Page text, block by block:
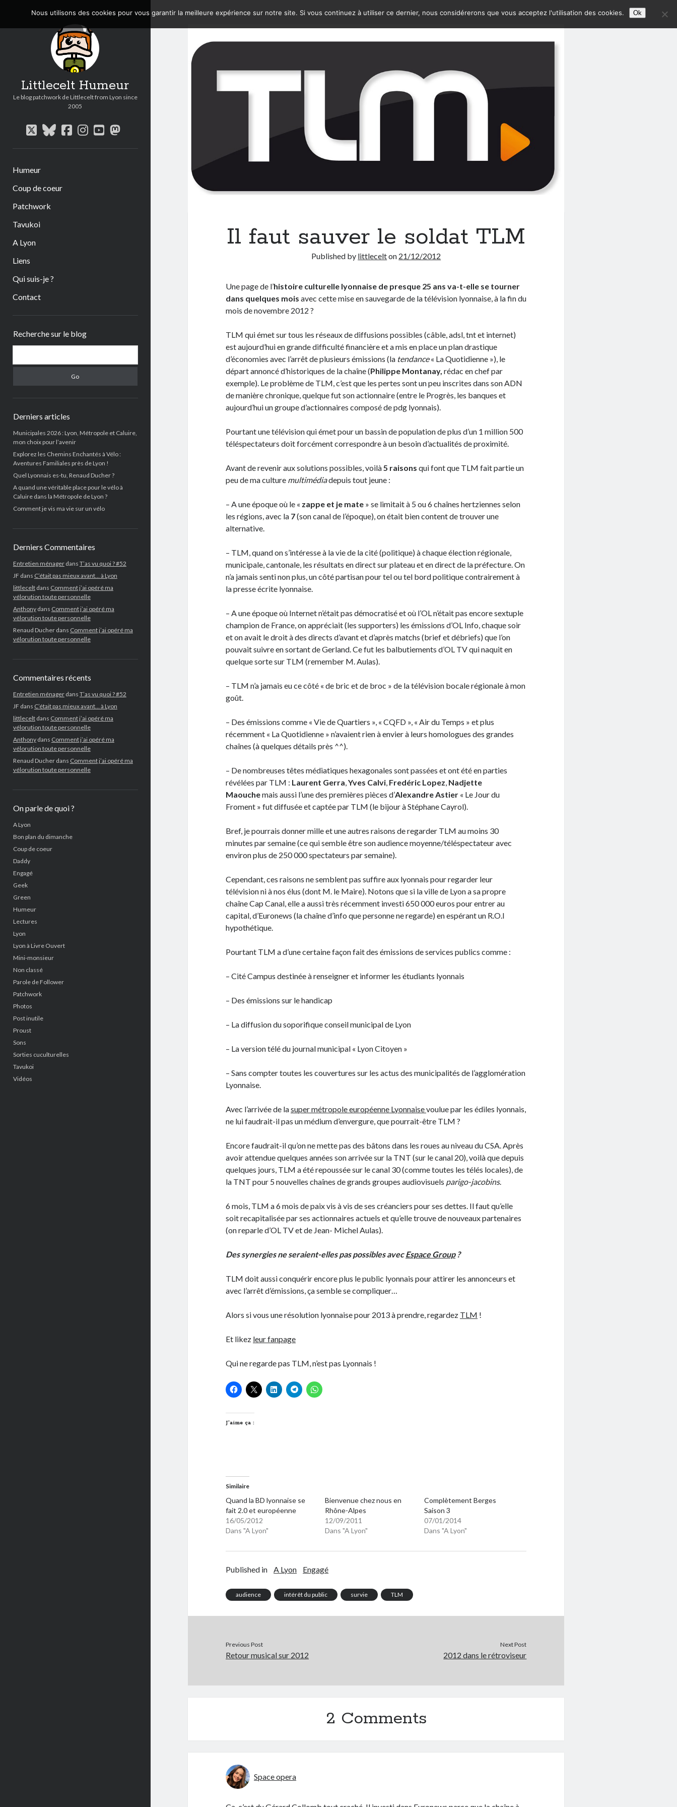
Littlecelt Humeur
Le blog patchwork de Littlecelt from Lyon since
2005
twitterbluesky
facebook
instagram
youtube
mastodon
Humeur
Coup de coeur
Patchwork
Tavukoi
A Lyon
Liens
Qui suis-je ?
Contact
Recherche sur le blog
Derniers articles
Municipales 2026 : Lyon, Métropole et Caluire,
mon choix pour l’avenir
Explorez les Chemins Enchantés à Vélo :
Aventures Familiales près de Lyon !
Quel Lyonnais es-tu, Renaud Ducher ?
A quand une véritable place pour le vélo à
Caluire dans la Métropole de Lyon ?
Comment je vis ma vie sur un vélo
Derniers Commentaires
Entretien ménagerdans T’as vu quoi ? #52
JF dans C’était pas mieux avant… à Lyon
littleceltdans Comment j’ai opéré ma
vélorution toute personnelle
Anthonydans Comment j’ai opéré ma
vélorution toute personnelle
Renaud Ducherdans Comment j’ai opéré ma
vélorution toute personnelle
Commentaires récents
Entretien ménagerdans T’as vu quoi ? #52
JF dans C’était pas mieux avant… à Lyon
littleceltdans Comment j’ai opéré ma
vélorution toute personnelle
Anthonydans Comment j’ai opéré ma
vélorution toute personnelle
Renaud Ducherdans Comment j’ai opéré ma
vélorution toute personnelle
On parle de quoi ?
A Lyon
Bon plan du dimanche
Coup de coeur
Daddy
Engagé
Geek
Green
Humeur
Lectures
Lyon
Lyon à Livre Ouvert
Mini-monsieur
Non classé
Parole de Follower
Patchwork
Photos
Post inutile
Proust
Sons
Sorties cuculturelles
Tavukoi
Vidéos
Il faut sauver le soldat TLM
Published by littlecelton 21/12/2012
Une page de l’histoire culturelle lyonnaise de presque 25 ans va-t-elle se tourner
dans quelques mois avec cette mise en sauvegarde de la télévision lyonnaise, à la fin du
mois de novembre 2012 ?
TLM qui émet sur tous les réseaux de diffusions possibles (câble, adsl, tnt et internet)
est aujourd’hui en grande difficulté financière et a mis en place un plan drastique
d’économies avec l’arrêt de plusieurs émissions (la tendance« La Quotidienne »), le
départ annoncé d’historiques de la chaîne (Philippe Montanay,rédac en chef par
exemple). Le problème de TLM, c’est que les pertes sont un peu inscrites dans son ADN
de manière chronique, quelque fut son actionnaire (entre le Progrès, les banques et
aujourd’hui un groupe d’actionnaires composé de pdg lyonnais).
Pourtant une télévision qui émet pour un bassin de population de plus d’un 1 million 500
téléspectateurs doit forcément correspondre à un besoin d’actualités de proximité.
Avant de revenir aux solutions possibles, voilà5 raisons qui font que TLM fait partie un
peu de ma culture multimédiadepuis tout jeune :
– A une époque où le « zappe et je mate » se limitait à 5 ou 6 chaînes hertziennes selon
les régions, avec la 7(son canal de l’époque), on était bien content de trouver une
alternative.
– TLM, quand on s’intéresse à la vie de la cité (politique) à chaque élection régionale,
municipale, cantonale, les résultats en direct sur plateau et en direct de la préfecture. On
n’a jamais senti non plus, un côté partisan pour tel ou tel bord politique contrairement à
la presse écrite lyonnaise.
– A une époque où Internet n’était pas démocratisé et où l’OL n’était pas encore sextuple
champion de France, on appréciait (les supporters) les émissions d’OL Info, chaque soir
et on avait le droit à des directs d’avant et d’après matchs (brief et débriefs) que l’on
pouvait suivre en sortant de Gerland. Ce fut les balbutiements d’OL TV qui naquit en
quelque sorte sur TLM (remember M. Aulas).
– TLM n’a jamais eu ce côté « de bric et de broc » de la télévision bocale régionale à mon
goût.
– Des émissions comme « Vie de Quartiers », « CQFD », « Air du Temps » et plus
récemment « La Quotidienne » n’avaient rien à envier à leurs homologues des grandes
chaînes (à quelques détails près ^^).
– De nombreuses têtes médiatiques hexagonales sont passées et ont été en parties
révélées par TLM : Laurent Gerra,Yves Calvi, Fredéric Lopez, Nadjette
Maouchemais aussi l’une des premières pièces d’Alexandre Astier « Le Jour du
Froment » fut diffusée et captée par TLM (le bijour à Stéphane Cayrol).
Bref, je pourrais donner mille et une autres raisons de regarder TLM au moins 30
minutes par semaine (ce qui semble être son audience moyenne/téléspectateur avec
environ plus de 250 000 spectateurs par semaine).
Cependant, ces raisons ne semblent pas suffire aux lyonnais pour regarder leur
télévision ni à nos élus (dont M. le Maire). Notons que si la ville de Lyon a sa propre
chaîne Cap Canal, elle a aussi très récemment investi 650 000 euros pour entrer au
capital, d’Euronews (la chaîne d’info que personne ne regarde) en espérant un R.O.I
hypothétique.
Pourtant TLM a d’une certaine façon fait des émissions de services publics comme :
– Cité Campus destinée à renseigner et informer les étudiants lyonnais
– Des émissions sur le handicap
– La diffusion du soporifique conseil municipal de Lyon
– La version télé du journal municipal « Lyon Citoyen »
– Sans compter toutes les couvertures sur les actus des municipalités de l’agglomération
Lyonnaise.
Avec l’arrivée de lasuper métropole européenne Lyonnaisevoulue par les édiles lyonnais,
ne lui faudrait-il pas un médium d’envergure, que pourrait-être TLM ?
Encore faudrait-il qu’on ne mette pas des bâtons dans les roues au niveau du CSA. Après
avoir attendue quelques années son arrivée sur la TNT (sur le canal 20), voilà que depuis
quelques jours, TLM a été repoussée sur le canal 30 (comme toutes les télés locales), de
la TNT pour 5 nouvelles chaînes de grands groupes audiovisuels parigo-jacobins.
6 mois, TLM a 6 mois de paix vis à vis de ses créanciers pour ses dettes. Il faut qu’elle
soit recapitalisée par ses actionnaires actuels et qu’elle trouve de nouveaux partenaires
(on reparle d’OL TV et de Jean- Michel Aulas).
Des synergies ne seraient-elles pas possibles avecEspace Group?
TLM doit aussi conquérir encore plus le public lyonnais pour attirer les annonceurs et
avec l’arrêt d’émissions, ça semble se compliquer…
Alors si vous une résolution lyonnaise pour 2013 à prendre, regardez TLM !
Et likez leur fanpage
Qui ne regarde pas TLM, n’est pas Lyonnais !
J’aime ça :
Similaire
Quand la BD lyonnaise se
fait 2.0 et européenne
16/05/2012
Dans "A Lyon"
Bienvenue chez nous en
Rhône-Alpes
12/09/2011
Dans "A Lyon"
Complètement Berges
Saison 3
07/01/2014
Dans "A Lyon"
Published in A Lyon Engagé
audience intérêt du public survie TLM
Previous Post
Retour musical sur 2012
Next Post
2012 dans le rétroviseur
2 Comments
Space opera
Nous utilisons des cookies pour vous garantir la meilleure expérience sur notre site. Si vous continuez à utiliser ce dernier, nous considérerons que vous acceptez l'utilisation des cookies. Ok